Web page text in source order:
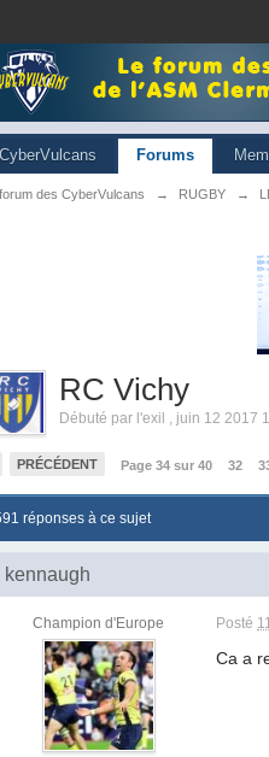
CyberVulcans Forums
des CyberVulcans → RUGBY →
RC Vichy
Débuté par l'exil , juin 12 2017
PRÉCÉDENT Page 34 sur 40 32
réponses à ce sujet
kennaugh
Champion d'Europe Posté
Ca a